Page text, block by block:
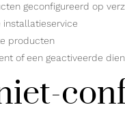
geconfigureerd op
producten
of een geactiveerde
niet-